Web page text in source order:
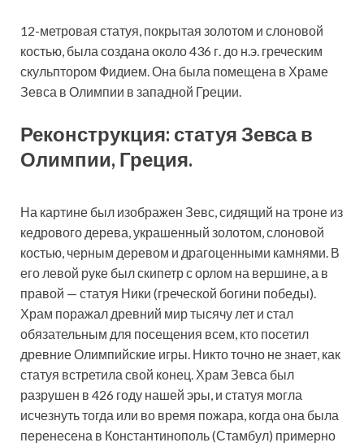
12-метровая статуя, покрытая золотом и слоновой
костью, была создана около 436 г. до н.э. греческим
скульптором Фидием. Она была помещена в Храме
Зевса в Олимпии в западной Греции.
Реконструкция: статуя Зевса в
Олимпии, Греция.
На картине был изображен Зевс, сидящий на троне из
кедрового дерева, украшенный золотом, слоновой
костью, черным деревом и драгоценными камнями. В
его левой руке был скипетр с орлом на вершине, а в
правой — статуя Ники (греческой богини победы).
Храм поражал древний мир тысячу лет и стал
обязательным для посещения всем, кто посетил
древние Олимпийские игры. Никто точно не знает, как
статуя встретила свой конец. Храм Зевса был
разрушен в 426 году нашей эры, и статуя могла
исчезнуть тогда или во время пожара, когда она была
перенесена в Константинополь (Стамбул) примерно